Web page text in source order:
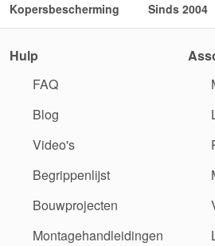
Kopersbescherming Sinds 2004
Hulp
FAQ
Blog
Video's
Begrippenlijst
Bouwprojecten
Montagehandleidingen